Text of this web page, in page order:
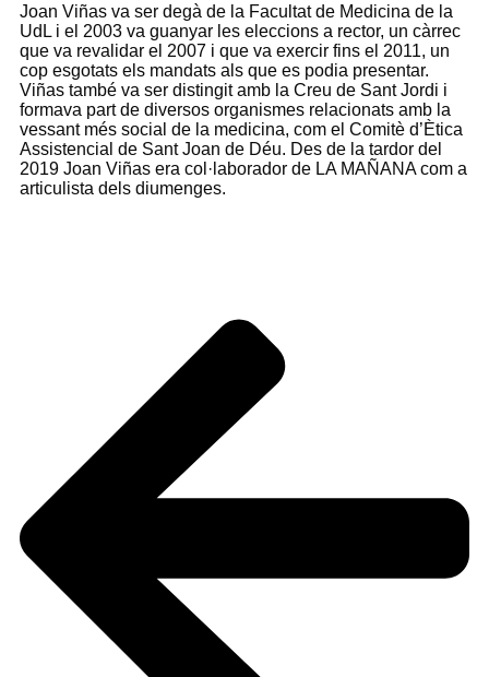
Joan Viñas va ser degà de la Facultat de Medicina de la
UdL i el 2003 va guanyar les eleccions a rector, un càrrec
que va revalidar el 2007 i que va exercir fins el 2011, un
cop esgotats els mandats als que es podia presentar.
Viñas també va ser distingit amb la Creu de Sant Jordi i
formava part de diversos organismes relacionats amb la
vessant més social de la medicina, com el Comitè d’Ètica
Assistencial de Sant Joan de Déu. Des de la tardor del
2019 Joan Viñas era col·laborador de LA MAÑANA com a
articulista dels diumenges.